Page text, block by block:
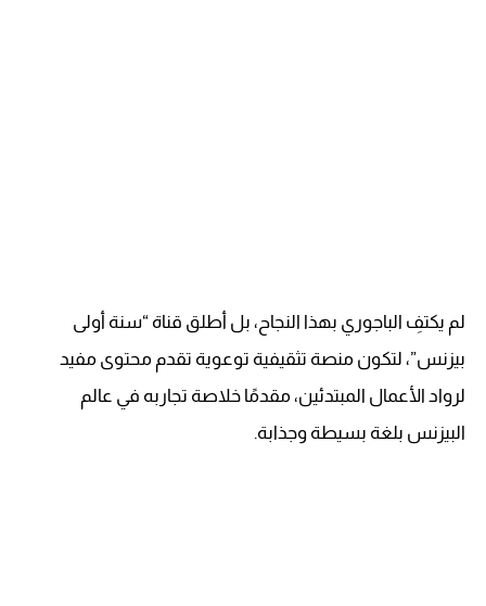
لم يكتفِ الباجوري بهذا النجاح، بل أطلق قناة “سنة أولى
بيزنس”، لتكون منصة تثقيفية توعوية تقدم محتوى مفيد
لرواد الأعمال المبتدئين، مقدمًا خلاصة تجاربه في عالم
البيزنس بلغة بسيطة وجذابة.